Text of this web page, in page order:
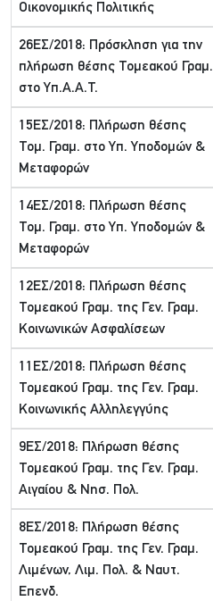
Οικονομικής Πολιτικής
26ΕΣ/2018: Πρόσκληση για την
πλήρωση θέσης Τομεακού Γραμ.
στο Υπ.Α.Α.Τ.
15ΕΣ/2018: Πλήρωση θέσης
Τομ. Γραμ. στο Υπ. Υποδομών &
Μεταφορών
14ΕΣ/2018: Πλήρωση θέσης
Τομ. Γραμ. στο Υπ. Υποδομών &
Μεταφορών
12ΕΣ/2018: Πλήρωση θέσης
Τομεακού Γραμ. της Γεν. Γραμ.
Κοινωνικών Ασφαλίσεων
11ΕΣ/2018: Πλήρωση θέσης
Τομεακού Γραμ. της Γεν. Γραμ.
Κοινωνικής Αλληλεγγύης
9ΕΣ/2018: Πλήρωση θέσης
Τομεακού Γραμ. της Γεν. Γραμ.
Αιγαίου & Νησ. Πολ.
8ΕΣ/2018: Πλήρωση θέσης
Τομεακού Γραμ. της Γεν. Γραμ.
Λιμένων, Λιμ. Πολ. & Ναυτ.
Επενδ.